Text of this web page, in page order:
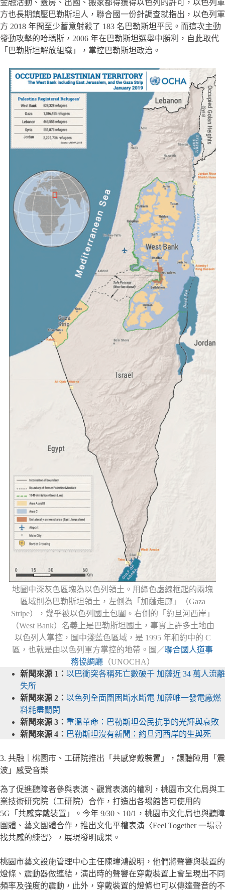
金融活動、蓋房、出國、搬家都得獲得以色列的許可，以色列軍
方也長期鎮壓巴勒斯坦人，聯合國一份針調查就指出，以色列軍
方 2018 年間至少蓄意射殺了 183 名巴勒斯坦平民。而這次主動
發動攻擊的哈瑪斯，2006 年在巴勒斯坦選舉中勝利，自此取代
「巴勒斯坦解放組織」，掌控巴勒斯坦政治。
地圖中深灰色區塊為以色列領土。用綠色虛線框起的兩塊
區域則為巴勒斯坦領土，左側為「加薩走廊」（Gaza
Stripe），幾乎被以色列國土包圍。右側的「約旦河西岸」
（West Bank）名義上是巴勒斯坦國土，事實上許多土地由
以色列人掌控，圖中淺藍色區域，是 1995 年和約中的 C
區，也就是由以色列軍方掌控的地帶。圖／聯合國人道事
務協調廳（UNOCHA）
新聞來源 1： 以巴衝突各稱死亡數破千 加薩近 34 萬人流離
失所
新聞來源 2： 以色列全面圍困斷水斷電 加薩唯一發電廠燃
料耗盡關閉
新聞來源 3： 重溫革命：巴勒斯坦公民抗爭的光輝與衰敗
新聞來源 4： 巴勒斯坦沒有新聞：約旦河西岸的生與死
3. 共融｜桃園市、工研院推出「共感穿戴裝置」，讓聽障用「震
波」感受音樂
為了促進聽障者參與表演、觀賞表演的權利，桃園市文化局與工
業技術研究院（工研院）合作，打造出各場館皆可使用的
5G「共感穿戴裝置」。今年 9/30、10/1，桃園市文化局也與聽障
團體、藝文團體合作，推出文化平權表演〈Feel Together 一場尋
找共感的練習〉，展現發明成果。
桃園市藝文設施管理中心主任陳瑋鴻說明，他們將聲響與裝置的
燈條、震動器做連結，演出時的聲響在穿戴裝置上會呈現出不同
頻率及強度的震動，此外，穿戴裝置的燈條也可以傳達聲音的不